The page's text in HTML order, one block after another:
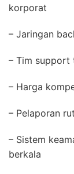
korporat
– Jaringan
– Tim support
– Harga
– Pelaporan
– Sistem
berkala